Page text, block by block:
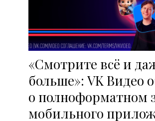
«Смотрите всё и
больше»: VK Видео
о полноформатном
мобильного